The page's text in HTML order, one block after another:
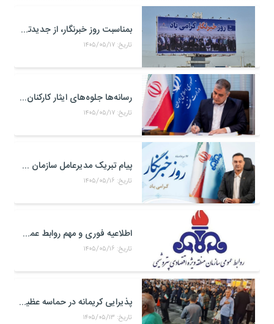
بمناسبت روز خبرنگار، از جدیدترین دیوارنگاره منطقه ویژه اقتصادی پتروشیمی رونمایی شد
تاریخ: ۱۴۰۵/۰۵/۱۷
رسانه‌ها جلوه‌های ایثار کارکنان صنعت نفت را منعکس کردند
تاریخ: ۱۴۰۵/۰۵/۱۷
پیام تبریک مدیرعامل سازمان منطقه ویژه اقتصادی پتروشیمی به مناسبت روز خبرنگار
تاریخ: ۱۴۰۵/۰۵/۱۶
اطلاعیه فوری و مهم روابط عمومی و سخنگوی کمیته مدیریت بحران منطقه ويژه اقتصادی پتروشيمی
تاریخ: ۱۴۰۵/۰۵/۱۶
پذیرایی کریمانه در حماسه عظیم اربعین حسینی
تاریخ: ۱۴۰۵/۰۵/۱۳